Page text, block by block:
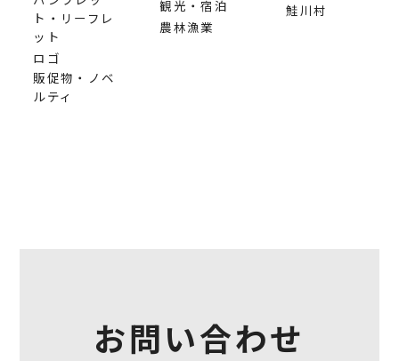
ト・リーフレ
ット
ロゴ
販促物・ノベ
ルティ
観光・宿泊
農林漁業
鮭川村
お問い合わせ